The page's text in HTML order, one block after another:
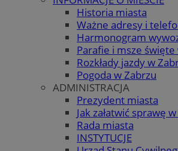
Historia miasta
Ważne adresy i
Harmonogram
Parafie i msze święte
Rozkłady jazdy w
Pogoda w Zabrzu
ADMINISTRACJA
Prezydent miasta
Jak załatwić sprawę
Rada miasta
INSTYTUCJE